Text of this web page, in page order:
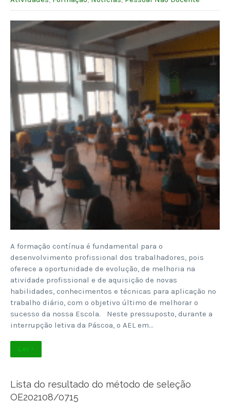
A formação contínua é fundamental para o
desenvolvimento profissional dos trabalhadores, pois
oferece a oportunidade de evolução, de melhoria na
atividade profissional e de aquisição de novas
habilidades, conhecimentos e técnicas para aplicação no
trabalho diário, com o objetivo último de melhorar o
sucesso da nossa Escola. Neste pressuposto, durante a
interrupção letiva da Páscoa, o AEL em…
Ler +
Lista do resultado do método de seleção
OE202108/0715